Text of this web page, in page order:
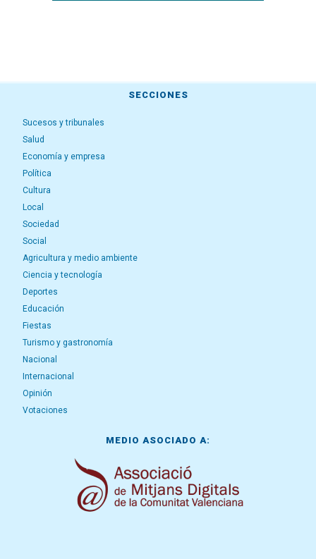
SECCIONES
Sucesos y tribunales
Salud
Economía y empresa
Política
Cultura
Local
Sociedad
Social
Agricultura y medio ambiente
Ciencia y tecnología
Deportes
Educación
Fiestas
Turismo y gastronomía
Nacional
Internacional
Opinión
Votaciones
MEDIO ASOCIADO A: